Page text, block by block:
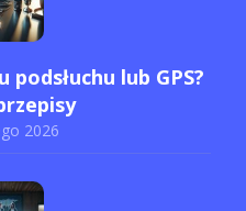
lub GPS?
2026